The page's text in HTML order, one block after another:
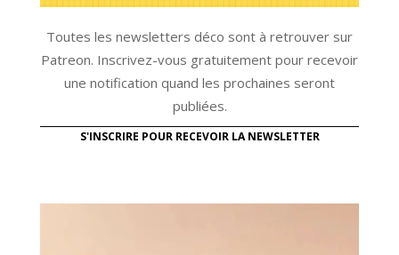
Toutes les newsletters déco sont à retrouver sur
Patreon. Inscrivez-vous gratuitement pour recevoir
une notification quand les prochaines seront
publiées.
S'INSCRIRE POUR RECEVOIR LA NEWSLETTER